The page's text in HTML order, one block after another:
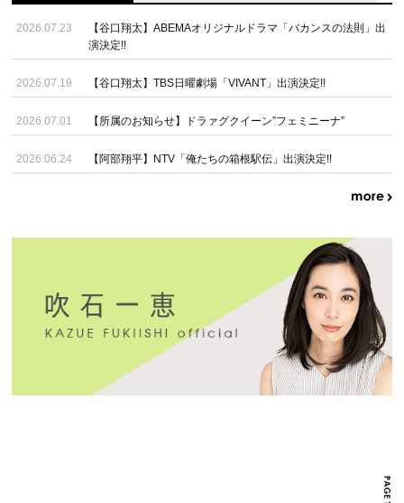
2026.07.23
【谷口翔太】ABEMAオリジナルドラマ「バカンスの法則」出
演決定!!
2026.07.19 【谷口翔太】TBS日曜劇場「VIVANT」出演決定!!
2026.07.01 【所属のお知らせ】ドラァグクイーン”フェミニーナ”
2026.06.24 【阿部翔平】NTV「俺たちの箱根駅伝」出演決定!!